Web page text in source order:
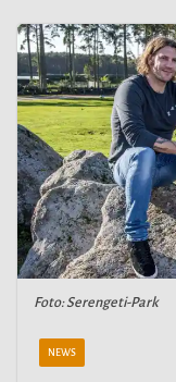
Foto: Serengeti-Park
NEWS